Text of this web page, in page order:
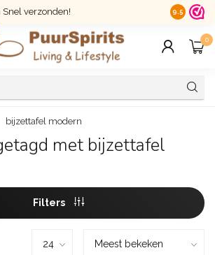
verzonden! 14 dagen
9.5
0
bijzettafel modern
met bijzettafel
Filters